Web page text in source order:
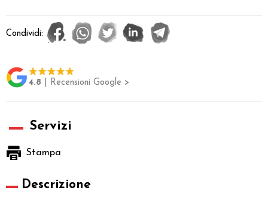
Condividi:
4.8 | Recensioni Google >
Servizi
Stampa
Descrizione